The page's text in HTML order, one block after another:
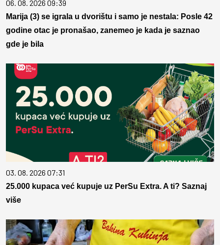
06. 08. 2026 09:39
Marija (3) se igrala u dvorištu i samo je nestala: Posle 42
godine otac je pronašao, zanemeo je kada je saznao
gde je bila
03. 08. 2026 07:31
25.000 kupaca već kupuje uz PerSu Extra. A ti? Saznaj
više